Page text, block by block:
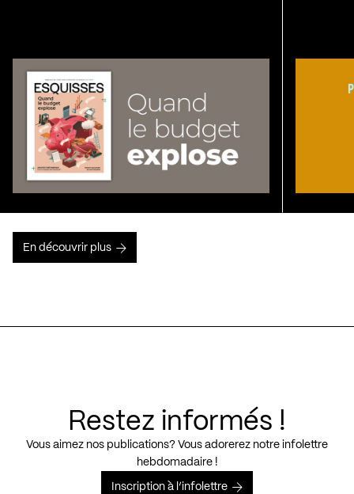
En découvrir plus
Restez informés !
Vous aimez nos publications? Vous adorerez notre infolettre
hebdomadaire !
Inscription à l’infolettre